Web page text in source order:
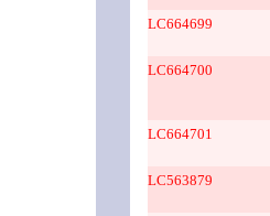
LC664699
LC664700
LC664701
LC563879